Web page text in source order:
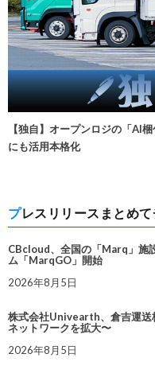
【独自】オープンロジの「AI
にも活用本格化
プレスリリースまとめ
CBcloud、全国の「Marq」施
ム「MarqGO」開始
2026年8月5日
株式会社Univearth、倉吉運送
ネットワークを拡大〜
2026年8月5日